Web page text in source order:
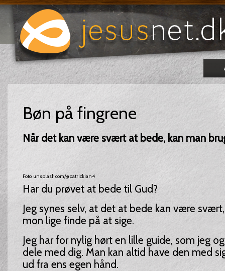
Bøn på fingrene
Når det kan være svært at bede, kan man
Foto: unsplash.com/@patrickian4
Har du prøvet at bede til Gud?
Jeg synes selv, at det at bede kan være
mon lige finde på at sige.
Jeg har for nylig hørt en lille guide, som jeg
dele med dig. Man kan altid have den med
ud fra ens egen hånd.